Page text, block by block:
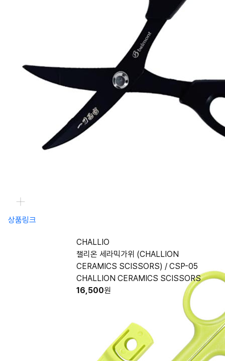
상품링크
CHALLIO
챌리온 세라믹가위 (CHALLION
CERAMICS SCISSORS) / CSP-05
CHALLION CERAMICS SCISSORS
16,500원